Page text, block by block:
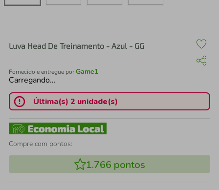
Luva Head De Treinamento - Azul - GG
Fornecido e entregue porGame1
Carregando…
Última(s) 2 unidade(s)
Compre com pontos:
1.766 pontos